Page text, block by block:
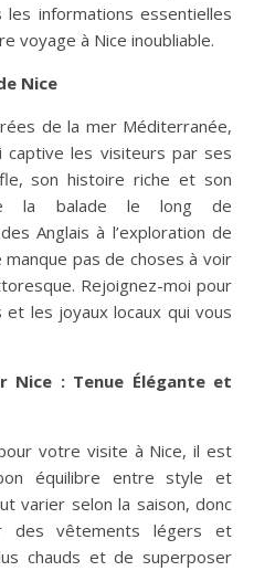
informations essentielles
voyage à Nice inoubliable.
Nice
de la mer Méditerranée,
captive les visiteurs par ses
son histoire riche et son
la balade le long de
Anglais à l’exploration de
manque pas de choses à voir
Rejoignez-moi pour
les joyaux locaux qui vous
Nice : Tenue Élégante et
votre visite à Nice, il est
équilibre entre style et
varier selon la saison, donc
des vêtements légers et
chauds et de superposer